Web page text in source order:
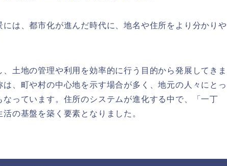
は、都市化が進んだ時代に、地名や住所をより分かりや
土地の管理や利用を効率的に行う目的から発展してきま
、町や村の中心地を示す場合が多く、地元の人々にとっ
っています。住所のシステムが進化する中で、「一丁
の基盤を築く要素となりました。